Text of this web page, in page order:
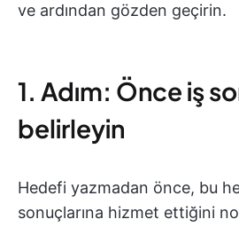
ve ardından gözden geçirin.
1. Adım: Önce iş
belirleyin
Hedefi yazmadan önce, bu
sonuçlarına hizmet ettiğini